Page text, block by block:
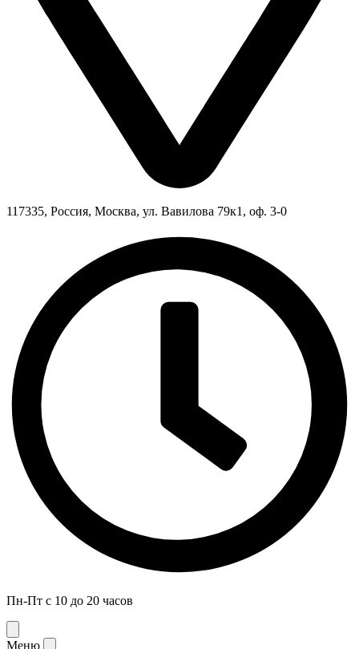
117335, Россия, Москва, ул. Вавилова 79к1, оф. 3-0
Пн-Пт с 10 до 20 часов
Меню